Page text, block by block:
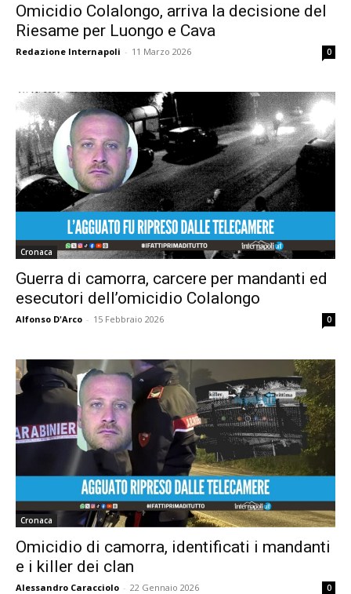
Omicidio Colalongo, arriva la decisione del
Riesame per Luongo e Cava
Redazione Internapoli - 11 Marzo 2026 0
Cronaca
Guerra di camorra, carcere per mandanti ed
esecutori dell’omicidio Colalongo
Alfonso D'Arco - 15 Febbraio 2026 0
Cronaca
Omicidio di camorra, identificati i mandanti
e i killer dei clan
Alessandro Caracciolo - 22 Gennaio 2026 0